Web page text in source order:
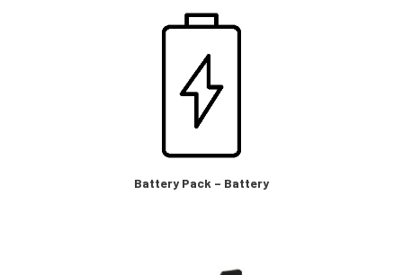
Battery Pack – Battery